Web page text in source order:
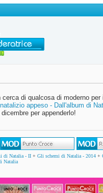
di qualcosa di moderno
appeso - Dall'album di
per appenderlo!
di Natalia - II + Gli schemi di Natalia - 2014 +
Natalia